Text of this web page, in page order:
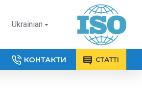
Ukrainian
КОНТАКТИ СТАТТІ